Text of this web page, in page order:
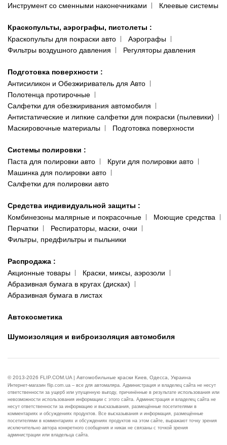
Инструмент со сменными наконечниками
Клеевые системы
Краскопульты, аэрографы, пистолеты :
Краскопульты для покраски авто
Аэрографы
Фильтры воздушного давления
Регуляторы давления
Подготовка поверхности :
Антисиликон и Обезжириватель для Авто
Полотенца протирочные
Салфетки для обезжиривания автомобиля
Антистатические и липкие салфетки для покраски (пылевики)
Маскировочные материалы
Подготовка поверхности
Системы полировки :
Паста для полировки авто
Круги для полировки авто
Машинка для полировки авто
Салфетки для полировки авто
Средства индивидуальной защиты :
Комбинезоны малярные и покрасочные
Моющие средства
Перчатки
Респираторы, маски, очки
Фильтры, предфильтры и пыльники
Распродажа :
Акционные товары
Краски, миксы, аэрозоли
Абразивная бумага в кругах (дисках)
Абразивная бумага в листах
Автокосметика
Шумоизоляция и виброизоляция автомобиля
© 2013-2026 FLIP.COM.UA | Автомобильные краски Киев, Одесса, Украина
Интернет-магазин flip.com.ua – все для автомаляра. Администрация и владелец сайта не несут
ответственности за ущерб или упущенную выгоду, причинённые в результате использования или
невозможности использования информации с этого сайта. Администрация и владелец сайта не
несут ответственности за информацию и высказывания, размещённые посетителями в
комментариях и обсуждениях продуктов. Все высказывания и информация, размещённые
посетителями в комментариях и обсуждениях продуктов на этом сайте, выражают точку зрения
исключительно автора конкретного сообщения и никак не связаны с точкой зрения
администрации или владельца сайта.